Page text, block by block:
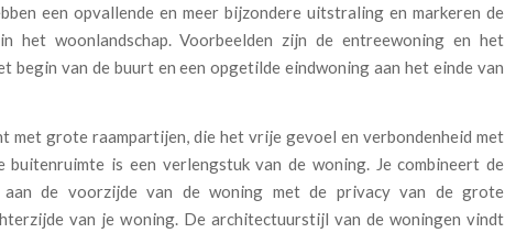
een opvallende en meer bijzondere uitstraling en markeren de
het woonlandschap. Voorbeelden zijn de entreewoning en het
begin van de buurt en een opgetilde eindwoning aan het einde van
met grote raampartijen, die het vrije gevoel en verbondenheid met
buitenruimte is een verlengstuk van de woning. Je combineert de
aan de voorzijde van de woning met de privacy van de grote
van je woning. De architectuurstijl van de woningen vindt